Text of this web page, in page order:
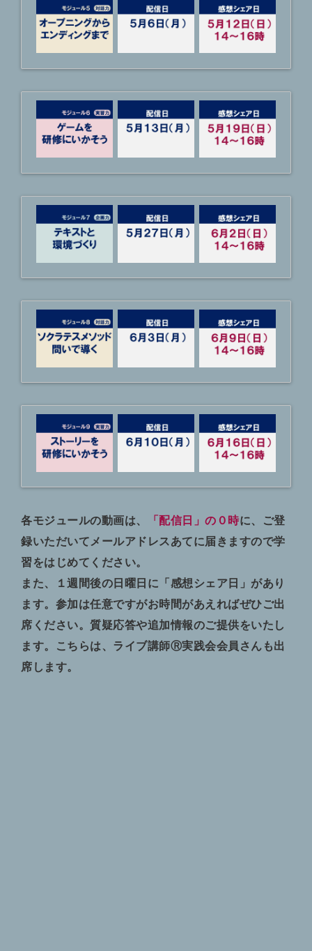
各モジュールの動画は、 「配信日」の０時に、ご登
録いただいてメールアドレスあてに届きますので学
習をはじめてください。
また、１週間後の日曜日に「感想シェア日」があり
ます。参加は任意ですがお時間があえればぜひご出
席ください。質疑応答や追加情報のご提供をいたし
ます。こちらは、ライブ講師Ⓡ実践会会員さんも出
席します。